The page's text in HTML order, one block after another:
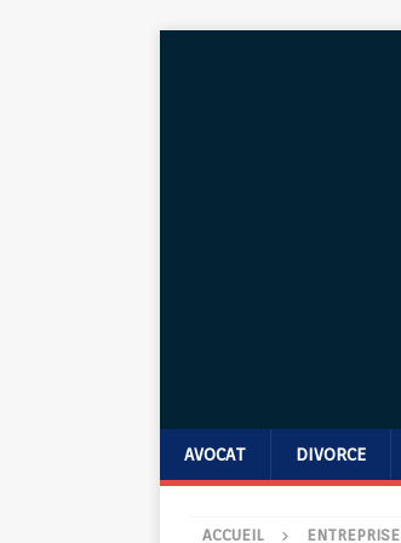
AVOCAT DIVORCE
ACCUEIL ENTREPRISE